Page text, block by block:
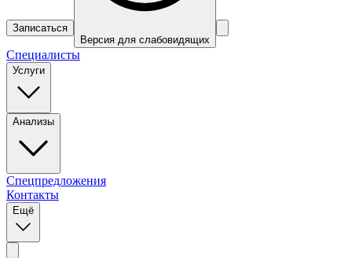
Записаться
Версия для слабовидящих
Специалисты
Услуги
Анализы
Спецпредложения
Контакты
Ещё